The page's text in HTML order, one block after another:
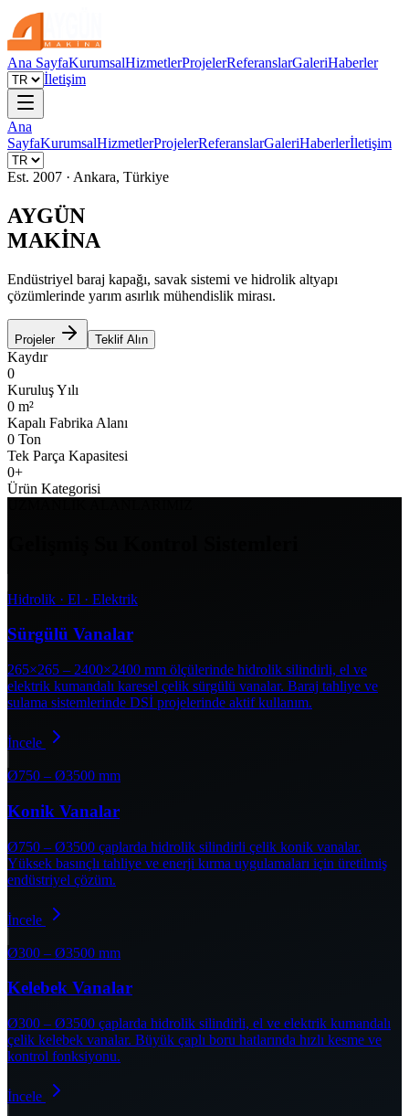
Ana SayfaKurumsalHizmetlerProjelerReferanslarGaleriHaberler
İletişim
Ana
SayfaKurumsalHizmetlerProjelerReferanslarGaleriHaberlerİletişim
Est. 2007 · Ankara, Türkiye
AYGÜN
MAKİNA
Endüstriyel baraj kapağı, savak sistemi ve hidrolik altyapı
çözümlerinde yarım asırlık mühendislik mirası.
Projeler Teklif Alın
Kaydır
0
Kuruluş Yılı
0 m²
Kapalı Fabrika Alanı
0 Ton
Tek Parça Kapasitesi
0+
Ürün Kategorisi
Hidrolik · El · Elektrik
Sürgülü Vanalar
265×265 – 2400×2400 mm ölçülerinde hidrolik silindirli, el ve
elektrik kumandalı karesel çelik sürgülü vanalar. Baraj tahliye ve
sulama sistemlerinde DSİ projelerinde aktif kullanım.
İncele
Ø750 – Ø3500 mm
Konik Vanalar
Ø750 – Ø3500 çaplarda hidrolik silindirli çelik konik vanalar.
Yüksek basınçlı tahliye ve enerji kırma uygulamaları için üretilmiş
endüstriyel çözüm.
İncele
Ø300 – Ø3500 mm
Kelebek Vanalar
Ø300 – Ø3500 çaplarda hidrolik silindirli, el ve elektrik kumandalı
çelik kelebek vanalar. Büyük çaplı boru hatlarında hızlı kesme ve
kontrol fonksiyonu.
İncele